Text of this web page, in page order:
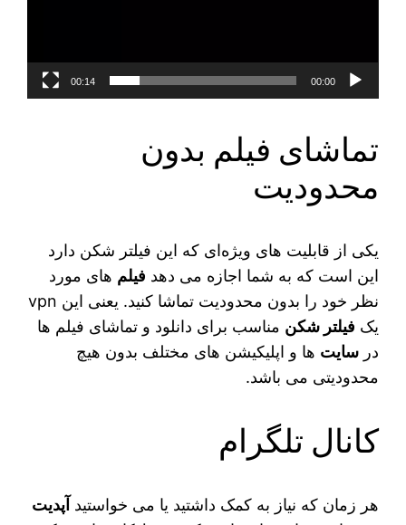
00:00
00:14
تماشای فیلم بدون
محدودیت
یکی از قابلیت‌ های ویژه‌ای که این فیلتر شکن دارد
این است که به شما اجازه می‌ دهد فیلم‌ های مورد
نظر خود را بدون محدودیت تماشا کنید. یعنی این vpn
یک فیلتر شکن مناسب برای دانلود و تماشای فیلم‌ ها
درسایت‌ ها و اپلیکیشن‌ های مختلف بدون هیچ
محدودیتی می‌ باشد.
کانال تلگرام
هر زمان که نیاز به کمک داشتید یا می‌ خواستید آپدیت